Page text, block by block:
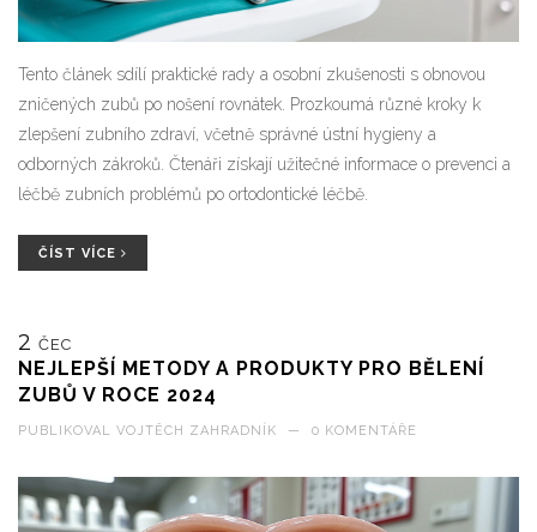
Tento článek sdílí praktické rady a osobní zkušenosti s obnovou
zničených zubů po nošení rovnátek. Prozkoumá různé kroky k
zlepšení zubního zdraví, včetně správné ústní hygieny a
odborných zákroků. Čtenáři získají užitečné informace o prevenci a
léčbě zubních problémů po ortodontické léčbě.
ČÍST VÍCE
2 ČEC
NEJLEPŠÍ METODY A PRODUKTY PRO BĚLENÍ
ZUBŮ V ROCE 2024
PUBLIKOVAL VOJTĚCH ZAHRADNÍK — 0 KOMENTÁŘE